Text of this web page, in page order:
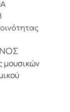
μουσικών